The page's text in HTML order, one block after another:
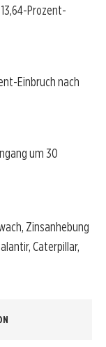
Prozent-
Einbruch nach
um 30
Zinsanhebung
Caterpillar,